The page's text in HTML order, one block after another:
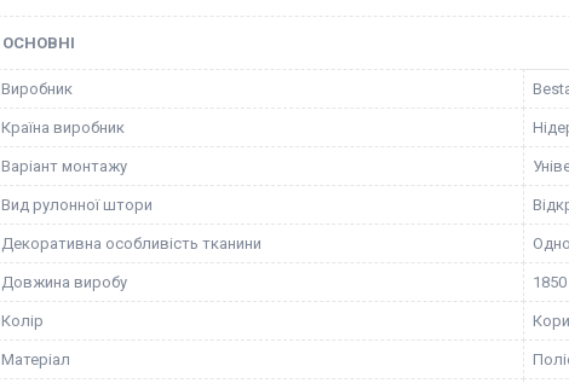
ОСНОВНІ
Виробник
Країна виробник
Варіант монтажу
Вид рулонної штори
Декоративна особливість тканини
Довжина виробу
Колір
Матеріал